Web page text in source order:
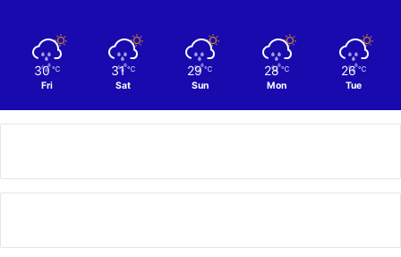
30 ℃
Fri
31 ℃
Sat
29 ℃
Sun
28 ℃
Mon
26 ℃
Tue